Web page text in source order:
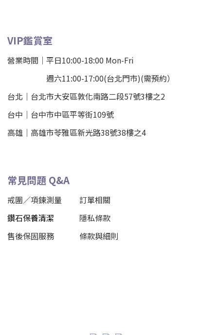
VIP鑑賞室
營業時間｜平日10:00-18:00 Mon-Fri
週六11:00-17:00(台北門市)(需預約）
台北 ｜ 台北市大安區敦化南路二段57號3樓之2
台中｜ 台中市中區平等街109號
高雄｜ 高雄市苓雅區新光路38號38樓之4
常見問題 Q&A
戒圍／項鍊測量
訂單相關
鑽石保養清潔
隱私條款
售後保固服務
條款與細則